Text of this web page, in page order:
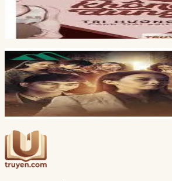
Tin Tức Tố Của Em Không Đúng
Tri Hướng
Full
32ch
Ảnh Thập Tam
Quyền Nhược Nhược